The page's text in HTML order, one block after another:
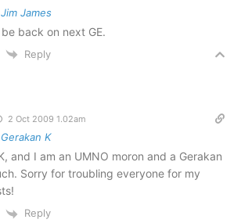
Jim James
back on next GE.
Reply
2 Oct 2009 1.02am
Gerakan K
and I am an UMNO moron and a Gerakan
Sorry for troubling everyone for my
Reply